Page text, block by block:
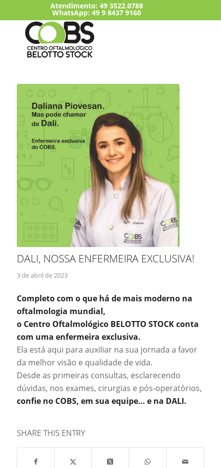
Atendimento:49 3522.0788
WhatsApp: 49 9 8437 9160
DALI, NOSSA ENFERMEIRA EXCLUSIVA!
3 de abril de 2023
Completo com o que há de mais moderno na
oftalmologia mundial,
o Centro Oftalmológico BELOTTO STOCK conta
com uma enfermeira exclusiva.
Ela está aqui para auxiliar na sua jornada a favor
da melhor visão e qualidade de vida.
Desde as primeiras consultas, esclarecendo
dúvidas, nos exames, cirurgias e pós-operatórios,
confie no COBS, em sua equipe… e na DALI.
SHARE THIS ENTRY